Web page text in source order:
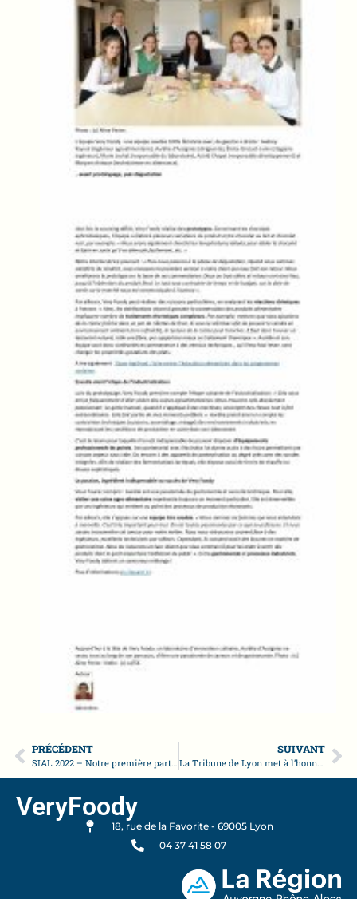
PRÉCÉDENT
SIAL 2022 – Notre première participation en tant qu’exposant
SUIVANT
La Tribune de Lyon met à l’honneur Very Foody
VeryFoody
18, rue de la Favorite - 69005 Lyon
04 37 41 58 07